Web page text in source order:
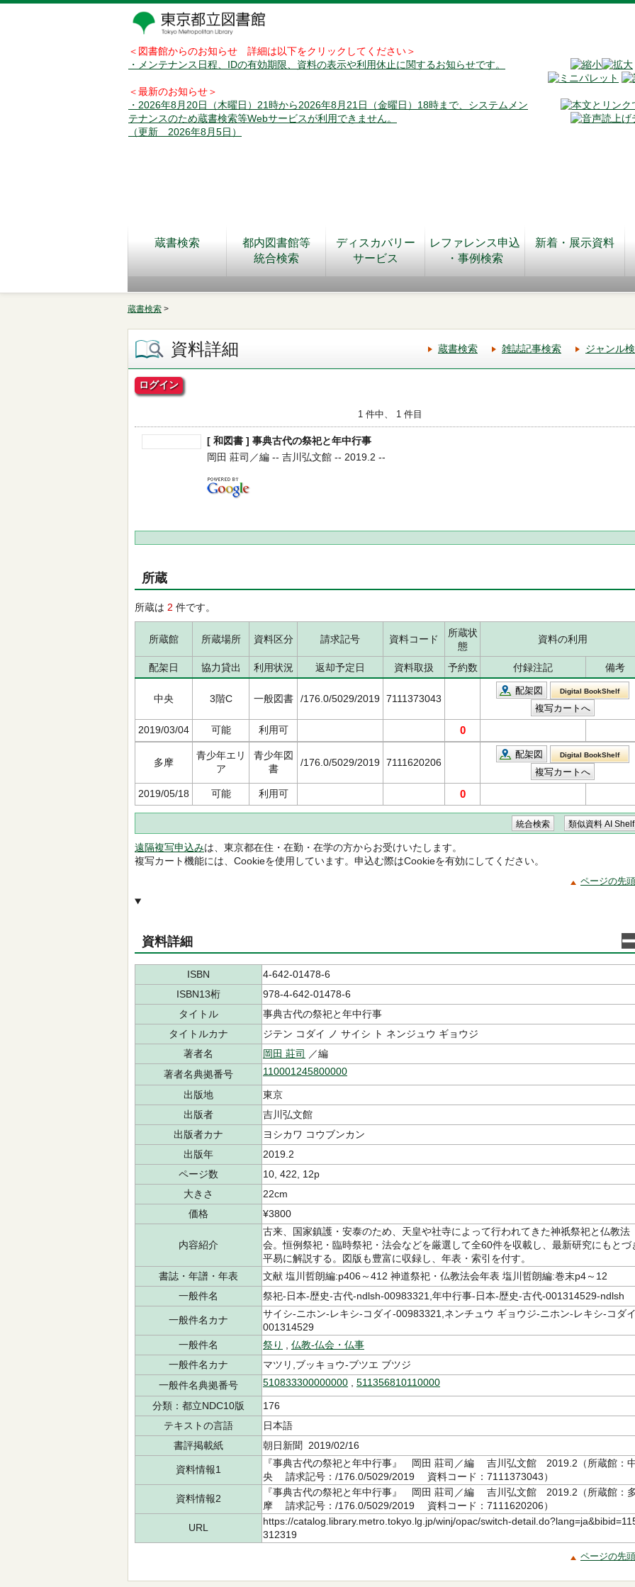
＜図書館からのお知らせ 詳細は以下をクリックしてください＞
・メンテナンス日程、IDの有効期限、資料の表示や利用休止に関するお知らせです。
＜最新のお知らせ＞
・2026年8月20日（木曜日）21時から2026年8月21日（金曜日）18時まで、システムメン
テナンスのため蔵書検索等Webサービスが利用できません。
（更新 2026年8月5日）
蔵書検索
都内図書館等
統合検索
ディスカバリー
サービス
レファレンス申込
・事例検索
新着・展示資料
蔵書検索 >
資料詳細 蔵書検索 雑誌記事検索 ジャンル
ログイン
1 件中、 1 件目
[ 和図書 ] 事典古代の祭祀と年中行事
岡田 莊司／編 -- 吉川弘文館 -- 2019.2 --
所蔵
所蔵は 2 件です。
所蔵館 所蔵場所 資料区分 請求記号 資料コード
所蔵状
態
資料の利用
配架日 協力貸出 利用状況 返却予定日 資料取扱 予約数 付録注記 備考
中央 3階C 一般図書 /176.0/5029/2019 7111373043
配架図 Digital BookShelf
2019/03/04 可能 利用可 0
多摩
青少年エリ
ア
青少年図
書
/176.0/5029/2019 7111620206
配架図 Digital BookShelf
2019/05/18 可能 利用可 0
遠隔複写申込みは、東京都在住・在勤・在学の方からお受けいたします。
複写カート機能には、Cookieを使用しています。申込む際はCookieを有効にしてください。
ページの先
資料詳細
ISBN
4-642-01478-6
ISBN13桁
978-4-642-01478-6
タイトル
事典古代の祭祀と年中行事
タイトルカナ
ジテン コダイ ノ サイシ ト ネンジュウ ギョウジ
著者名
岡田 莊司
／編
著者名典拠番号
110001245800000
出版地
東京
出版者
吉川弘文館
出版者カナ
ヨシカワ コウブンカン
出版年
2019.2
ページ数
10, 422, 12p
大きさ
22cm
価格
¥3800
内容紹介
古来、国家鎮護・安泰のため、天皇や社寺によって行われてきた神祇祭祀と仏教法
会。恒例祭祀・臨時祭祀・法会などを厳選して全60件を収載し、最新研究にもとづ
平易に解説する。図版も豊富に収録し、年表・索引を付す。
書誌・年譜・年表
文献 塩川哲朗編:p406～412 神道祭祀・仏教法会年表 塩川哲朗編:巻末p4～12
一般件名
祭祀-日本-歴史-古代-ndlsh-00983321,年中行事-日本-歴史-古代-001314529-ndlsh
一般件名カナ
サイシ-ニホン-レキシ-コダイ-00983321,ネンチュウ ギョウジ-ニホン-レキシ-コダ
001314529
一般件名
祭り
仏教-仏会・仏事
一般件名カナ
マツリ,ブッキョウ-ブツエ ブツジ
一般件名典拠番号
510833300000000 511356810110000
分類：都立NDC10版
176
テキストの言語
日本語
書評掲載紙
朝日新聞 2019/02/16
資料情報1
『事典古代の祭祀と年中行事』 岡田 莊司／編 吉川弘文館 2019.2（所蔵館：
央 請求記号：/176.0/5029/2019 資料コード：7111373043）
資料情報2
『事典古代の祭祀と年中行事』 岡田 莊司／編 吉川弘文館 2019.2（所蔵館：
摩 請求記号：/176.0/5029/2019 資料コード：7111620206）
URL
https://catalog.library.metro.tokyo.lg.jp/winj/opac/switch-
312319
ページの先